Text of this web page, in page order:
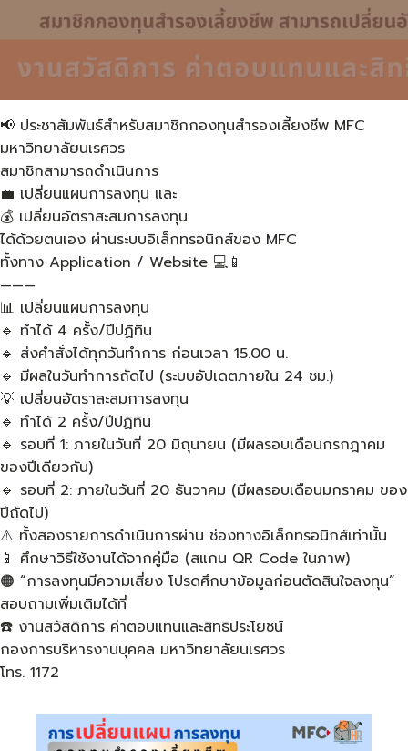
📢 ประชาสัมพันธ์สำหรับสมาชิกกองทุนสำรองเลี้ยงชีพ MFC
มหาวิทยาลัยนเรศวร
สมาชิกสามารถดำเนินการ
💼 เปลี่ยนแผนการลงทุน และ
💰 เปลี่ยนอัตราสะสมการลงทุน
ได้ด้วยตนเอง ผ่านระบบอิเล็กทรอนิกส์ของ MFC
ทั้งทาง Application / Website 💻📱
———
📊 เปลี่ยนแผนการลงทุน
🔹 ทำได้ 4 ครั้ง/ปีปฏิทิน
🔹 ส่งคำสั่งได้ทุกวันทำการ ก่อนเวลา 15.00 น.
🔹 มีผลในวันทำการถัดไป (ระบบอัปเดตภายใน 24 ชม.)
💡 เปลี่ยนอัตราสะสมการลงทุน
🔹 ทำได้ 2 ครั้ง/ปีปฏิทิน
🔹 รอบที่ 1: ภายในวันที่ 20 มิถุนายน (มีผลรอบเดือนกรกฎาคม
ของปีเดียวกัน)
🔹 รอบที่ 2: ภายในวันที่ 20 ธันวาคม (มีผลรอบเดือนมกราคม ของ
ปีถัดไป)
⚠️ ทั้งสองรายการดำเนินการผ่าน ช่องทางอิเล็กทรอนิกส์เท่านั้น
📱 ศึกษาวิธีใช้งานได้จากคู่มือ (สแกน QR Code ในภาพ)
🟠 “การลงทุนมีความเสี่ยง โปรดศึกษาข้อมูลก่อนตัดสินใจลงทุน”
สอบถามเพิ่มเติมได้ที่
☎️ งานสวัสดิการ ค่าตอบแทนและสิทธิประโยชน์
กองการบริหารงานบุคคล มหาวิทยาลัยนเรศวร
โทร. 1172